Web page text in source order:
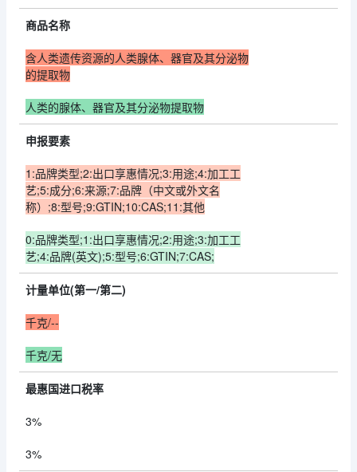
商品名称
含人类遗传资源的人类腺体、器官及其分泌物
的提取物
人类的腺体、器官及其分泌物提取物
申报要素
1:品牌类型;2:出口享惠情况;3:用途;4:加工工
艺;5:成分;6:来源;7:品牌（中文或外文名
称）;8:型号;9:GTIN;10:CAS;11:其他
0:品牌类型;1:出口享惠情况;2:用途;3:加工工
艺;4:品牌(英文);5:型号;6:GTIN;7:CAS;
计量单位(第一/第二)
千克/--
千克/无
最惠国进口税率
3%
3%